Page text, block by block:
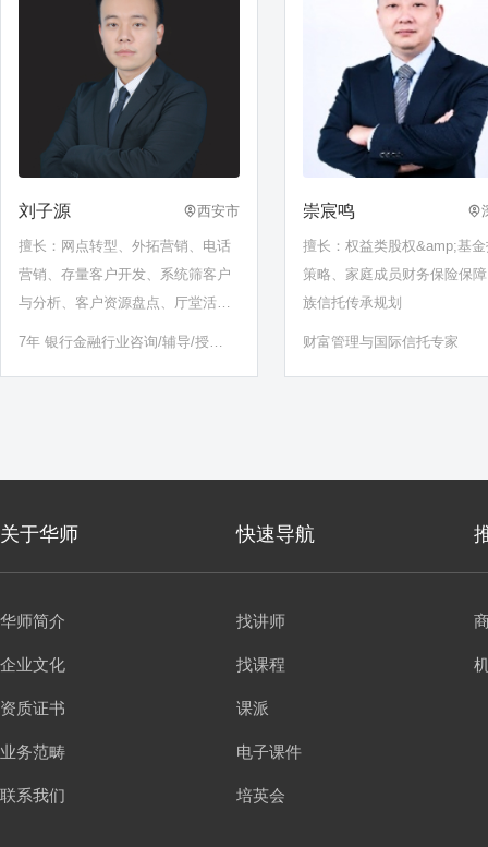
刘子源 西安市
擅长：网点转型、外拓营销、电话
营销、存量客户开发、系统筛客户
与分析、客户资源盘点、厅堂活动
7年 银行金融行业咨询/辅导/授课
经验 500多家 银行网点辅导项目
崇宸鸣
擅长：权益类股权&amp;基
策略、家庭成员财务保险保
族信托传承规划
财富管理与国际信托专家
关于华师 快速导航
华师简介
企业文化
资质证书
业务范畴
联系我们
找讲师
找课程
课派
电子课件
培英会